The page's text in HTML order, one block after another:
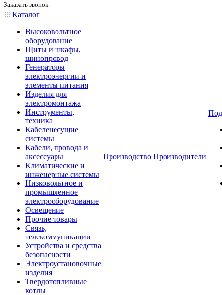
Заказать звонок
Каталог
Высоковольтное
оборудование
Щиты и шкафы,
шинопровод
Генераторы
электроэнергии и
элементы питания
Изделия для
электромонтажа
Инструменты,
техника
Кабеленесущие
системы
Кабели, провода и
аксессуары
Климатические и
инженерные системы
Низковольтное и
промышленное
электрооборудование
Освещение
Прочие товары
Связь,
телекоммуникации
Устройства и средства
безопасности
Электроустановочные
изделия
Твердотопливные
котлы
Производство Производители